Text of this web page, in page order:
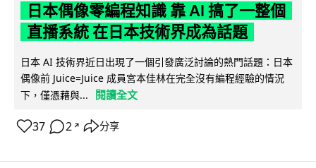
日本偶像零編程知識 靠 AI 搞了一整個
直播系統 在日本技術界成為話題
日本 AI 技術界近日出現了一個引發廣泛討論的熱門話題：日本
偶像前 Juice=Juice 成員宮本佳林在完全沒有編程經驗的情況
下，僅憑藉與...
閱讀全文
37 2 ↗ 分享